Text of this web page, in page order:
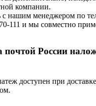
компании.
с нашим менеджером по
111 и мы совместно
почтой России
доступен при